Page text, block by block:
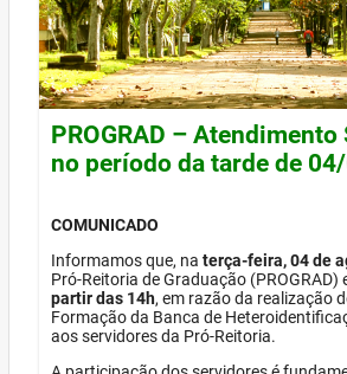
PROGRAD – Atendimento
no período da tarde de
COMUNICADO
Informamos que, na terça-feira, 04 de
Pró-Reitoria de Graduação (PROGRAD)
partir das 14h, em razão da realização
Formação da Banca de
aos servidores da Pró-Reitoria.